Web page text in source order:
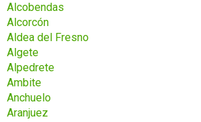
Alcobendas
Alcorcón
Aldea del Fresno
Algete
Alpedrete
Ambite
Anchuelo
Aranjuez